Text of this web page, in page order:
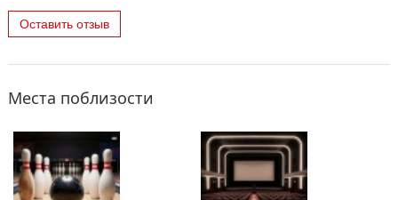
Оставить отзыв
Места поблизости